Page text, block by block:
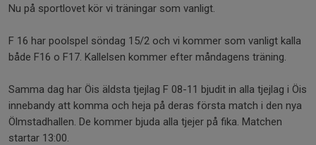
Nu på sportlovet kör vi träningar som vanligt.
F 16 har poolspel söndag 15/2 och vi kommer som vanligt kalla
både F16 o F17. Kallelsen kommer efter måndagens träning.
Samma dag har Öis äldsta tjejlag F 08-11 bjudit in alla tjejlag i Öis
innebandy att komma och heja på deras första match i den nya
Ölmstadhallen. De kommer bjuda alla tjejer på fika. Matchen
startar 13:00.